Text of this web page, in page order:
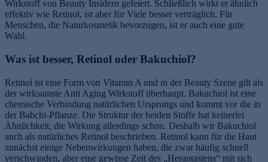
Wirkstoff von Beauty Insidern gefeiert. Schließlich wirkt er ähnlich
effektiv wie Retinol, ist aber für Viele besser verträglich. Für
Menschen, die Naturkosmetik bevorzugen, ist er auch eine gute
Wahl.
Was ist besser, Retinol oder Bakuchiol?
Retinol ist eine Form von Vitamin A und in der Beauty Szene gilt als
der wirksamste Anti Aging Wirkstoff überhaupt. Bakuchiol ist eine
chemische Verbindung natürlichen Ursprungs und kommt vor die in
der Babchi-Pflanze. Die Struktur der beiden Stoffe hat keinerlei
Ähnlichkeit, die Wirkung allerdings schon. Deshalb wir Bakuchiol
auch als natürliches Retinol beschrieben. Retinol kann für die Haut
zunächst einige Nebenwirkungen haben, die zwar häufig schnell
verschwinden, aber eine gewisse Zeit des „Herantastens“ mit sich